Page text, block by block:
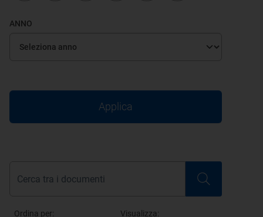
ANNO
Applica
Ordina per: Visualizza: